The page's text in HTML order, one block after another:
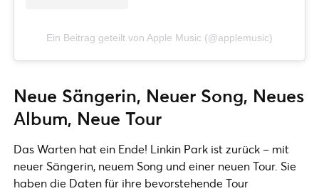
Ein Beitrag geteilt von Apple Music (@applemusic)
Neue Sängerin, Neuer Song, Neues
Album, Neue Tour
Das Warten hat ein Ende! Linkin Park ist zurück – mit
neuer Sängerin, neuem Song und einer neuen Tour. Sie
haben die Daten für ihre bevorstehende Tour